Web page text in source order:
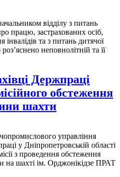
відділу з питань
працю, застрахованих осіб,
та з питань дитячої
неповнолітній та її
Держпраці
обстеження
шахти
управління
у Дніпропетровській області
з проведення обстеження
на шахті ім. Орджонікідзе ПРАТ